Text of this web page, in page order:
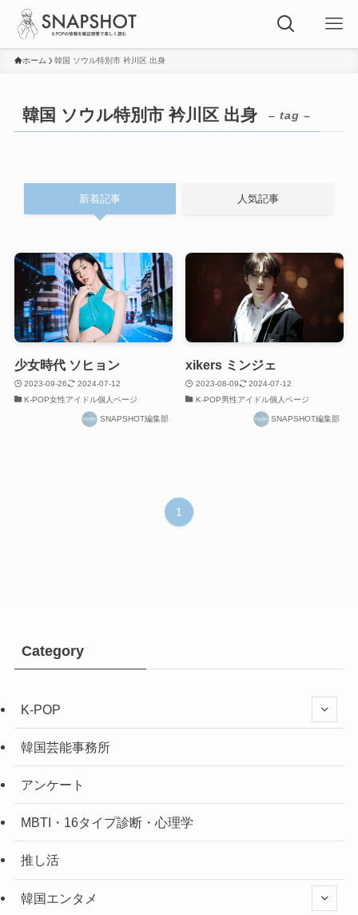
ホーム 韓国 ソウル特別市 衿川区 出身
韓国 ソウル特別市 衿川区 出身 – tag –
新着記事 人気記事
少女時代 ソヒョン
2023-09-26
2024-07-12
K-POP女性アイドル個人ページ
SNAPSHOT編集部
xikers ミンジェ
2023-08-09
2024-07-12
K-POP男性アイドル個人ページ
SNAPSHOT編集部
1
Category
K-POP
韓国芸能事務所
アンケート
MBTI・16タイプ診断・心理学
推し活
韓国エンタメ